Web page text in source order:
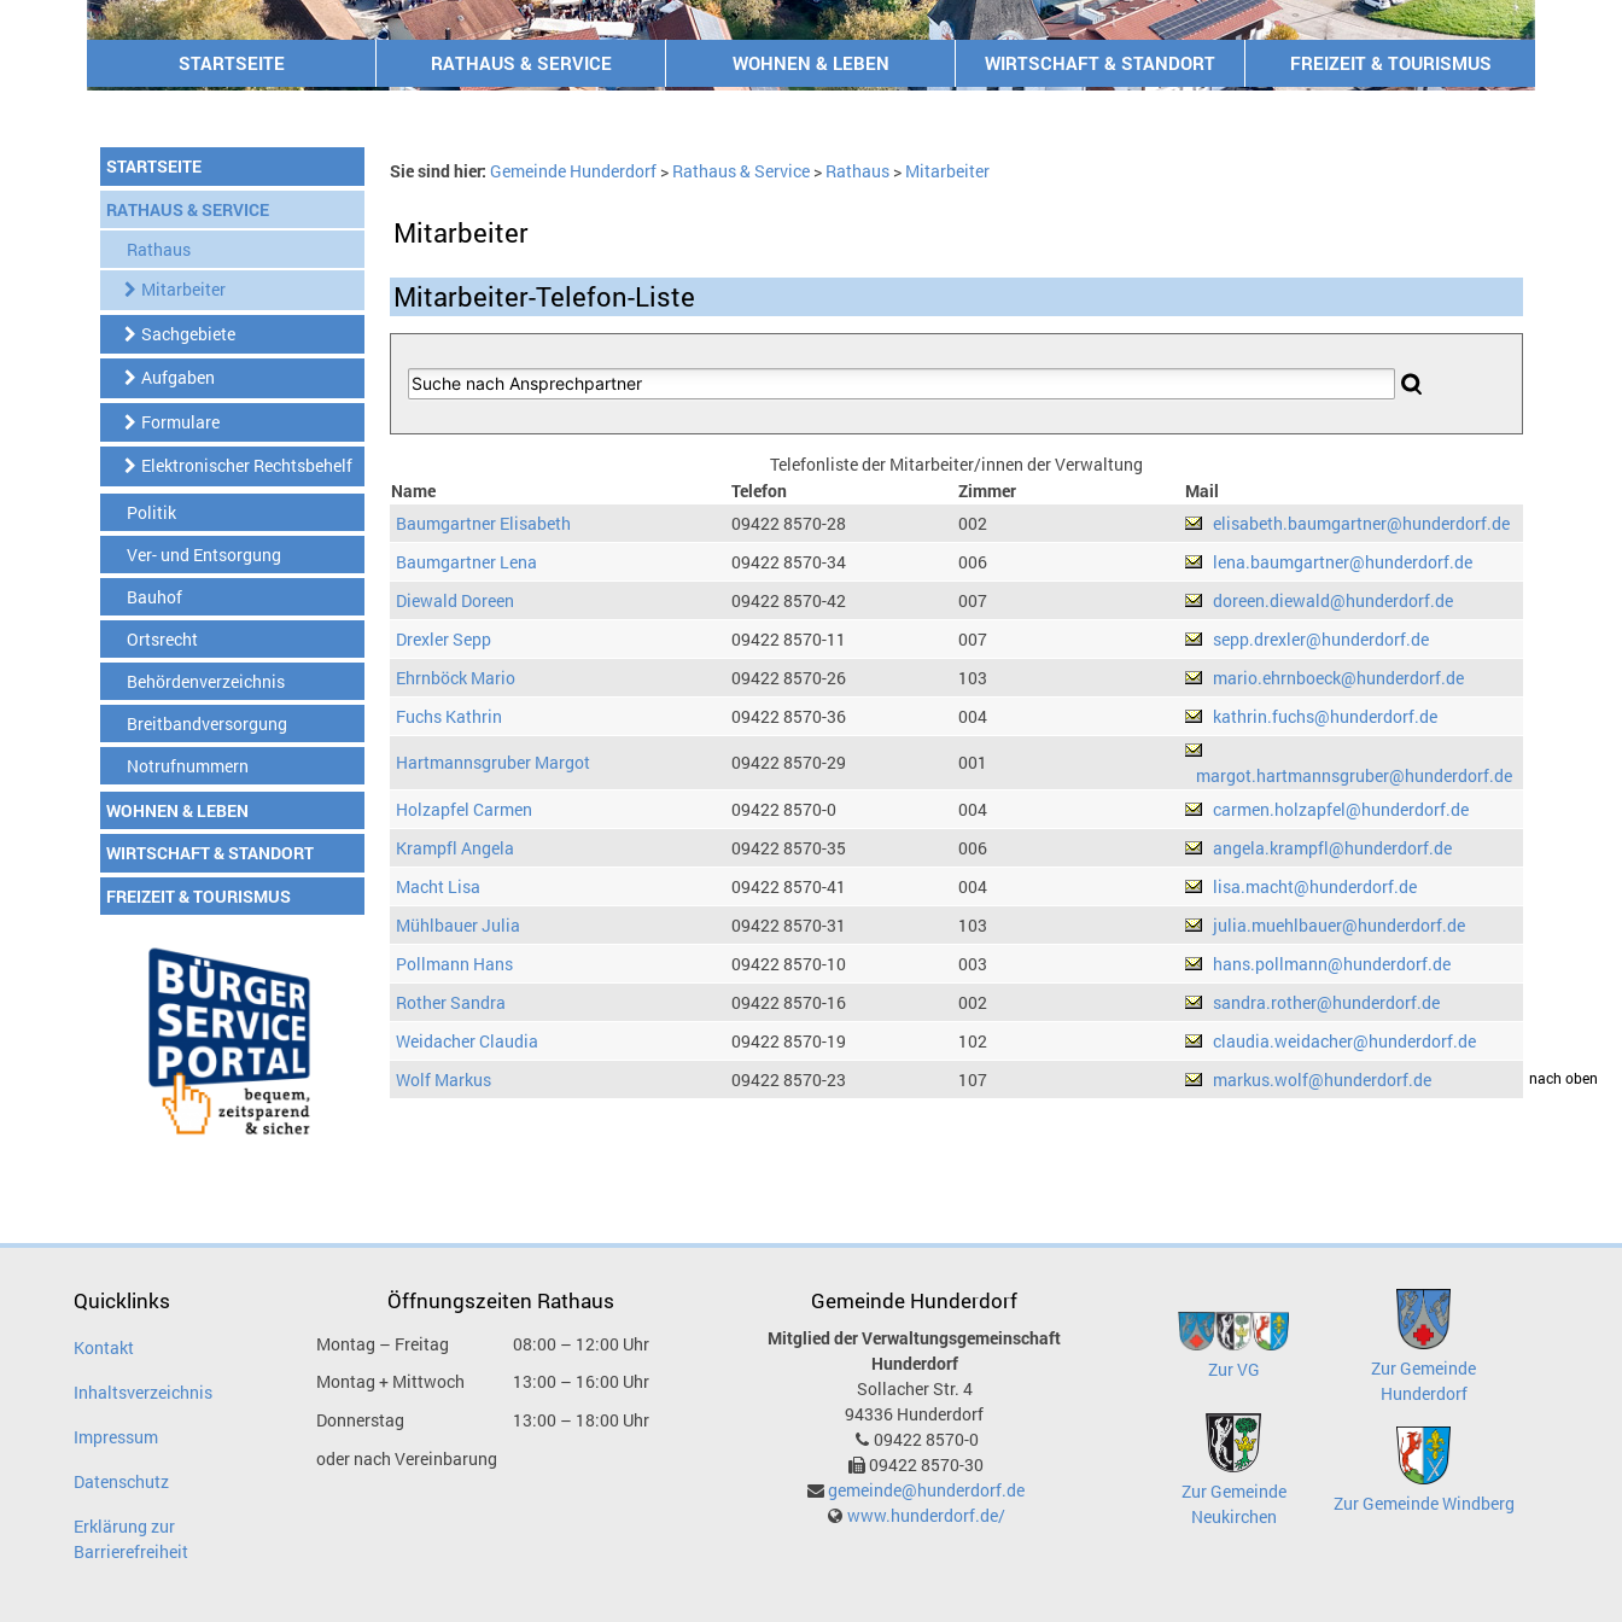
STARTSEITE RATHAUS & SERVICE WOHNEN & LEBEN WIRTSCHAFT & STANDORT FREIZEIT & TOURISMUS
STARTSEITE
RATHAUS & SERVICE
Rathaus
Mitarbeiter
Sachgebiete
Aufgaben
Formulare
Elektronischer Rechtsbehelf
Politik
Ver- und Entsorgung
Bauhof
Ortsrecht
Behördenverzeichnis
Breitbandversorgung
Notrufnummern
WOHNEN & LEBEN
WIRTSCHAFT & STANDORT
FREIZEIT & TOURISMUS
Sie sind hier: Gemeinde Hunderdorf> Rathaus & Service> Rathaus> Mitarbeiter
Mitarbeiter
Mitarbeiter-Telefon-Liste
Telefonliste der Mitarbeiter/innen der Verwaltung
Name
Telefon Zimmer
Mail
Baumgartner Elisabeth
09422 8570-28 002
elisabeth.baumgartner@hunderdorf.de
Baumgartner Lena
09422 8570-34 006
lena.baumgartner@hunderdorf.de
Diewald Doreen
09422 8570-42 007
doreen.diewald@hunderdorf.de
Drexler Sepp
09422 8570-11 007
sepp.drexler@hunderdorf.de
Ehrnböck Mario
09422 8570-26 103
mario.ehrnboeck@hunderdorf.de
Fuchs Kathrin
09422 8570-36 004
kathrin.fuchs@hunderdorf.de
Hartmannsgruber Margot
09422 8570-29 001
margot.hartmannsgruber@hunderdorf.de
Holzapfel Carmen
09422 8570-0 004
carmen.holzapfel@hunderdorf.de
Krampfl Angela
09422 8570-35 006
angela.krampfl@hunderdorf.de
Macht Lisa
09422 8570-41 004
lisa.macht@hunderdorf.de
Mühlbauer Julia
09422 8570-31 103
julia.muehlbauer@hunderdorf.de
Pollmann Hans
09422 8570-10 003
hans.pollmann@hunderdorf.de
Rother Sandra
09422 8570-16 002
sandra.rother@hunderdorf.de
Weidacher Claudia
09422 8570-19 102
claudia.weidacher@hunderdorf.de
Wolf Markus
09422 8570-23 107 markus.wolf@hunderdorf.dedrucken nach oben
Quicklinks
Kontakt
Inhaltsverzeichnis
Impressum
Datenschutz
Erklärung zur
Barrierefreiheit
Öffnungszeiten Rathaus
Montag – Freitag
08:00 – 12:00 Uhr
Montag + Mittwoch
13:00 – 16:00 Uhr
Donnerstag
13:00 – 18:00 Uhr
oder nach Vereinbarung
Gemeinde Hunderdorf
Mitglied der Verwaltungsgemeinschaft
Hunderdorf
Sollacher Str. 4
94336 Hunderdorf
09422 8570-0
09422 8570-30
gemeinde@hunderdorf.de
www.hunderdorf.de/
Zur VG
Zur Gemeinde
Hunderdorf
Zur Gemeinde
Neukirchen
Zur Gemeinde Windberg